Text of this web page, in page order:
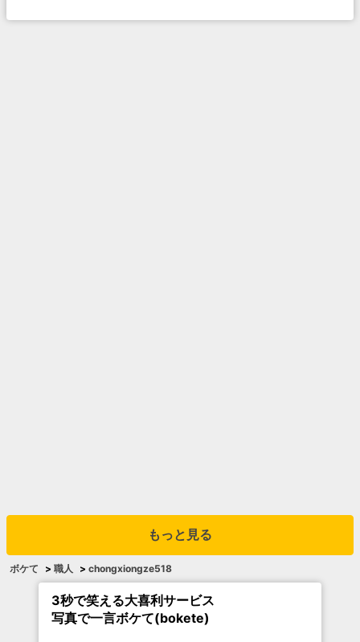
もっと見る
ボケて > 職人 > chongxiongze518
3秒で笑える大喜利サービス
写真で一言ボケて(bokete)